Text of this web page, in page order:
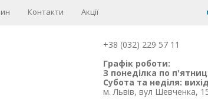
Контакти Акції
+38 (032) 229 57 11
Графік роботи:
З понеділка по
Субота та неділя:
м. Львів, вул Шевченка,